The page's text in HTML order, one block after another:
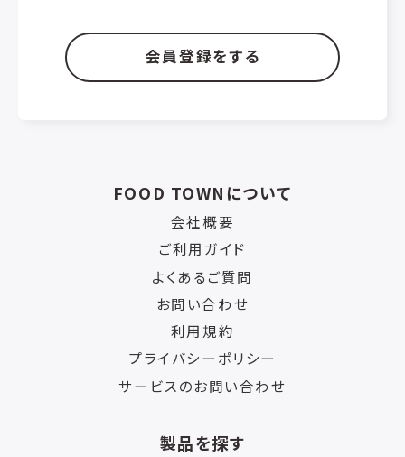
会員登録をする
FOOD TOWNについて
会社概要
ご利用ガイド
よくあるご質問
お問い合わせ
利用規約
プライバシーポリシー
サービスのお問い合わせ
製品を探す